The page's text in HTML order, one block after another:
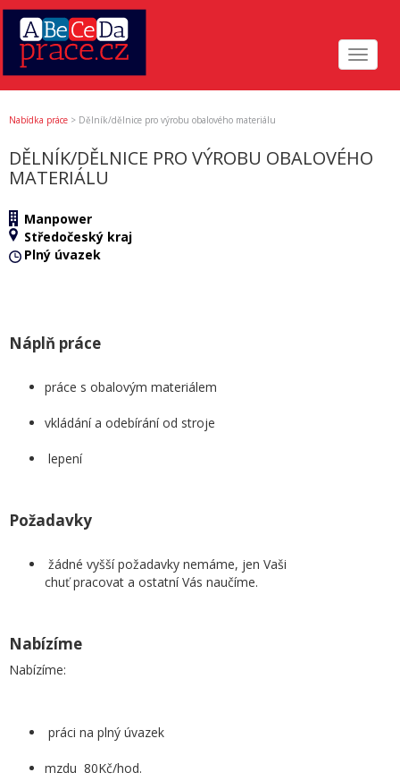
Toggle
Nabídka práce > Dělník/dělnice pro výrobu obalového materiálu
DĚLNÍK/DĚLNICE PRO VÝROBU OBALOVÉHO
MATERIÁLU
Manpower
Středočeský kraj
Plný úvazek
Náplň práce
práce s obalovým materiálem
vkládání a odebírání od stroje
lepení
Požadavky
žádné vyšší požadavky nemáme, jen Vaši
chuť pracovat a ostatní Vás naučíme.
Nabízíme
Nabízíme:
práci na plný úvazek
mzdu 80Kč/hod.